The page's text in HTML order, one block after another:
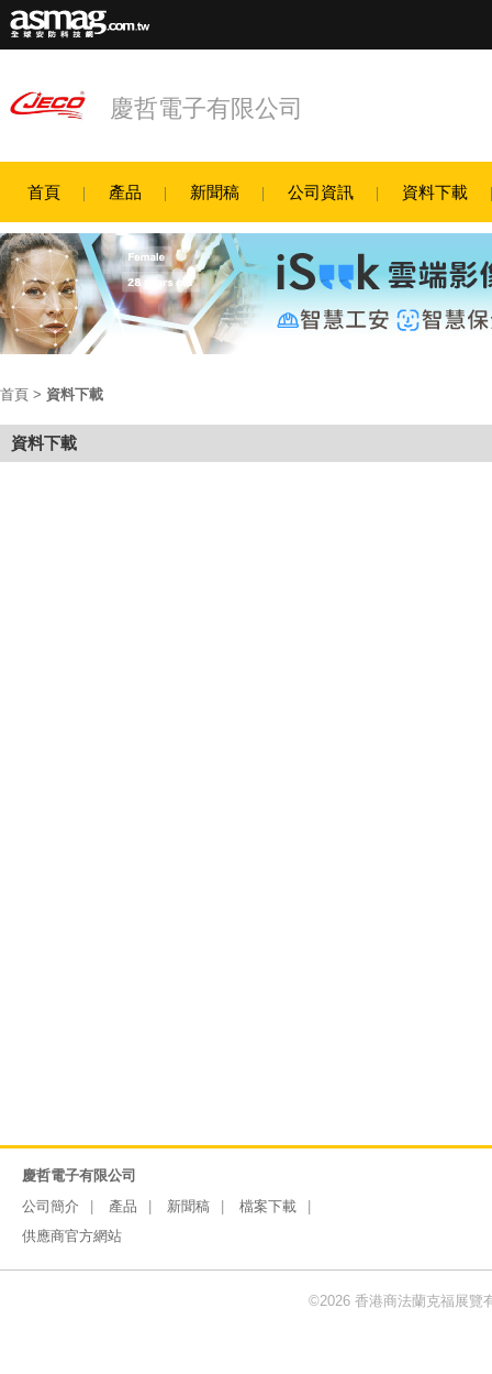
慶哲電子有限公司
首頁 產品 新聞稿 公司資訊 資料下載
首頁 > 資料下載
資料下載
慶哲電子有限公司
公司簡介
產品 新聞稿
檔案下載
供應商官方網站
©2026 香港商法蘭克福展覽